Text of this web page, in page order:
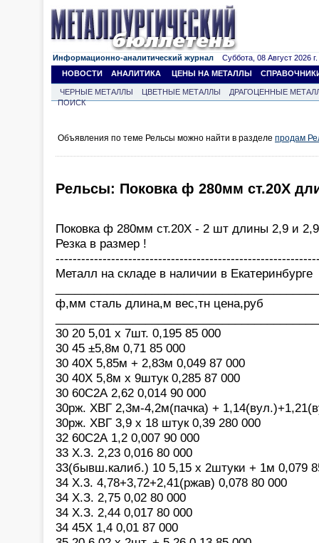
Информационно-аналитический журнал Суббота, 08 Август 2026 г.
НОВОСТИ
АНАЛИТИКА ЦЕНЫ НА МЕТАЛЛЫ
ЧЕРНЫЕ МЕТАЛЛЫ ЦВЕТНЫЕ МЕТАЛЛЫ
ДРАГОЦЕННЫЕ
ПОИСК
Объявления по теме Рельсы можно найти в разделе продам
Рельсы: Поковка ф 280мм ст.20Х
Поковка ф 280мм ст.20Х - 2 шт длины 2,9 и
Резка в размер !
Металл на складе в наличии в Екатеринбурге
ф,мм сталь длина,м вес,тн цена,руб
30 20 5,01 х 7шт. 0,195 85 000
30 45 ±5,8м 0,71 85 000
30 40Х 5,85м + 2,83м 0,049 87 000
30 40Х 5,8м х 9штук 0,285 87 000
30 60С2А 2,62 0,014 90 000
30рж. ХВГ 2,3м-4,2м(пачка) +
30рж. ХВГ 3,9 х 18 штук 0,39 280 000
32 60С2А 1,2 0,007 90 000
33 Х.З. 2,23 0,016 80 000
33(бывш.калиб.) 10 5,15 х 2штуки + 1м 0,079
34 Х.3. 4,78+3,72+2,41(ржав) 0,078 80 000
34 Х.З. 2,75 0,02 80 000
34 Х.З. 2,44 0,017 80 000
34 45Х 1,4 0,01 87 000